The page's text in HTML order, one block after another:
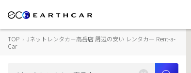
TOP › Jネットレンタカー高岳店 周辺の安い レンタカー Rent-a-
Car